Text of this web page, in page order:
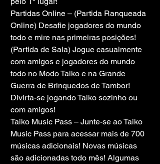
Partidas Online – (Partida Ranqueada
Online) Desafie jogadores do mundo
todo e mire nas primeiras posições!
(Partida de Sala) Jogue casualmente
com amigos e jogadores do mundo
todo no Modo Taiko e na Grande
Guerra de Brinquedos de Tambor!
Divirta-se jogando Taiko sozinho ou
com amigos!
Taiko Music Pass – Junte-se ao Taiko
Music Pass para acessar mais de 700
músicas adicionais! Novas músicas
são adicionadas todo mês! Algumas